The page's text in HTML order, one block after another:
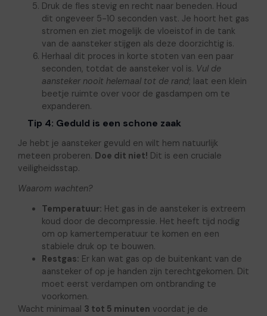
Druk de fles stevig en recht naar beneden. Houd
dit ongeveer 5-10 seconden vast. Je hoort het gas
stromen en ziet mogelijk de vloeistof in de tank
van de aansteker stijgen als deze doorzichtig is.
Herhaal dit proces in korte stoten van een paar
seconden, totdat de aansteker vol is. Vul de
aansteker nooit helemaal tot de rand; laat een klein
beetje ruimte over voor de gasdampen om te
expanderen.
Tip 4: Geduld is een schone zaak
Je hebt je aansteker gevuld en wilt hem natuurlijk
meteen proberen. Doe dit niet! Dit is een cruciale
veiligheidsstap.
Waarom wachten?
Temperatuur: Het gas in de aansteker is extreem
koud door de decompressie. Het heeft tijd nodig
om op kamertemperatuur te komen en een
stabiele druk op te bouwen.
Restgas: Er kan wat gas op de buitenkant van de
aansteker of op je handen zijn terechtgekomen. Dit
moet eerst verdampen om ontbranding te
voorkomen.
Wacht minimaal 3 tot 5 minuten voordat je de